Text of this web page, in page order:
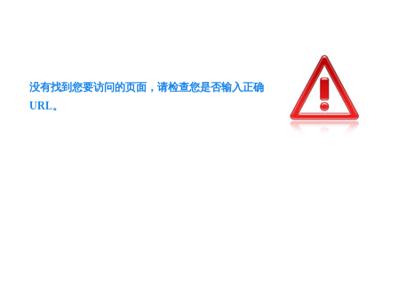
没有找到您要访问的页面，请检查您是否输入正确
URL。